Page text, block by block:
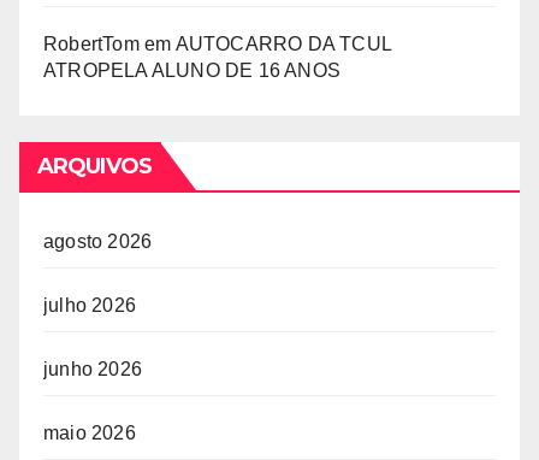
RobertTomem AUTOCARRO DA TCUL
ATROPELA ALUNO DE 16 ANOS
ARQUIVOS
agosto 2026
julho 2026
junho 2026
maio 2026